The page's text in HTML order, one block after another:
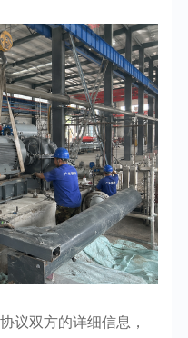
双方的详细信息，